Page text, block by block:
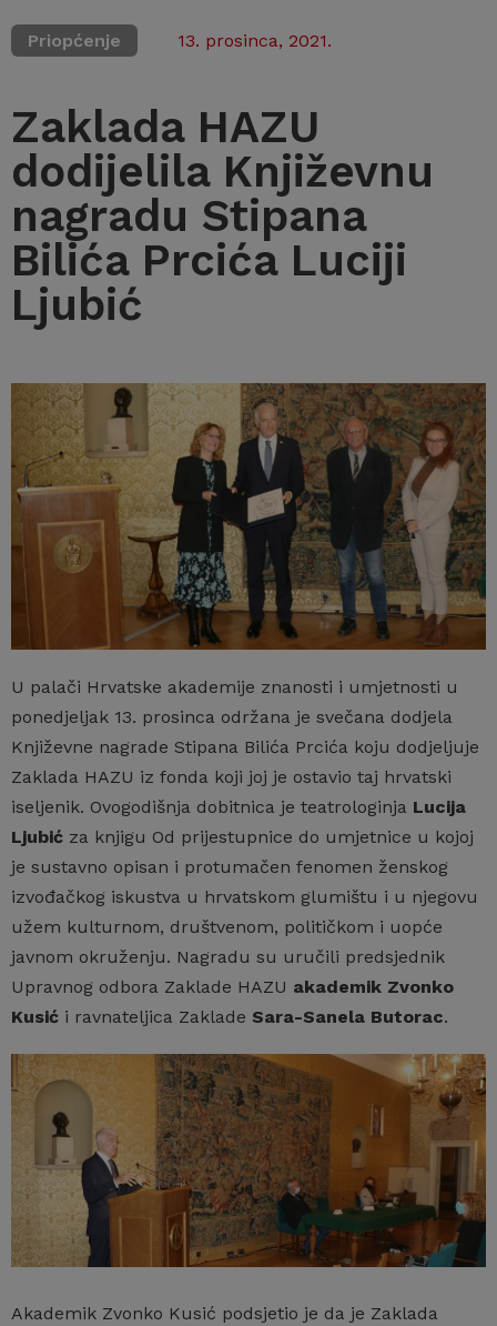
Priopćenje 13. prosinca, 2021.
Zaklada HAZU
dodijelila Književnu
nagradu Stipana
Bilića Prcića Luciji
Ljubić
U palači Hrvatske akademije znanosti i umjetnosti u
ponedjeljak 13. prosinca održana je svečana dodjela
Književne nagrade Stipana Bilića Prcića koju dodjeljuje
Zaklada HAZU iz fonda koji joj je ostavio taj hrvatski
iseljenik. Ovogodišnja dobitnica je teatrologinja Lucija
Ljubić za knjigu Od prijestupnice do umjetnice u kojoj
je sustavno opisan i protumačen fenomen ženskog
izvođačkog iskustva u hrvatskom glumištu i u njegovu
užem kulturnom, društvenom, političkom i uopće
javnom okruženju. Nagradu su uručili predsjednik
Upravnog odbora Zaklade HAZU akademik Zvonko
Kusić i ravnateljica Zaklade Sara-Sanela Butorac.
Akademik Zvonko Kusić podsjetio je da je Zaklada